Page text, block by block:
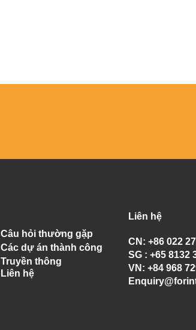
Câu hỏi thường gặp
Các dự án thành công
Truyền thông
Liên hệ
Liên hệ
CN: +86 022
SG : +65 8132
VN: +84 968